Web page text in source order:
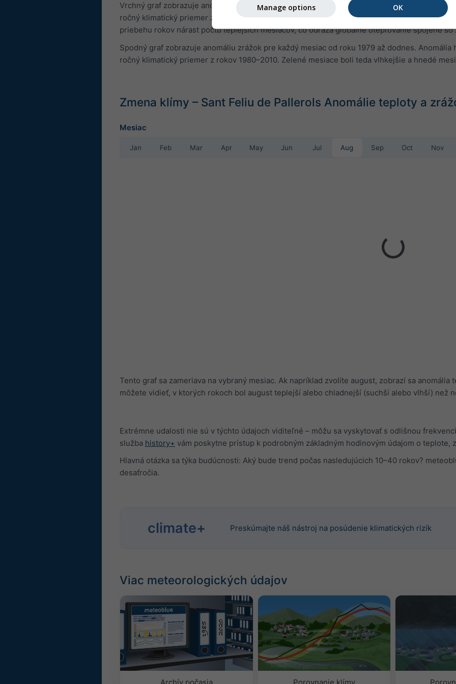
Vrchný graf zobrazuje anomáliu teploty pre každý mesiac od roku 1979 až dodnes.
ročný klimatický priemer z rokov 1980–2010. Červené mesiace boli teda teplejšie a modré
priebehu rokov nárast počtu teplejších mesiacov, čo odráža globálne otepľovanie spojené so
Spodný graf zobrazuje anomáliu zrážok pre každý mesiac od roku 1979 až dodnes.
ročný klimatický priemer z rokov 1980–2010. Zelené mesiace boli teda vlhkejšie a hnedé
Zmena klímy – Sant Feliu de Pallerols Anomálie teploty a
Mesiac
Jan Feb Mar Apr May Jun Jul Aug Sep Oct Nov
Tento graf sa zameriava na vybraný mesiac. Ak napríklad zvolíte august, zobrazí sa
môžete vidieť, v ktorých rokoch bol august teplejší alebo chladnejší (suchší alebo vlhší) než
Extrémne udalosti nie sú v týchto údajoch viditeľné – môžu sa vyskytovať s odlišnou
služba history+ vám poskytne prístup k podrobným základným hodinovým údajom o teplote,
Hlavná otázka sa týka budúcnosti: Aký bude trend počas nasledujúcich 10–40 rokov?
desaťročia.
climate+ Preskúmajte náš nástroj na posúdenie klimatických rizík
Viac meteorologických údajov
Archív počasia Porovnanie klímy
OK
Manage options